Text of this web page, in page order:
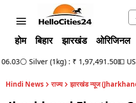
होम बिहार झारखंड ओरिजिनल
⚪ Silver (1kg) : ₹ 1,97,491.50💵 USD
Hindi News राज्य झारखंड न्यूज